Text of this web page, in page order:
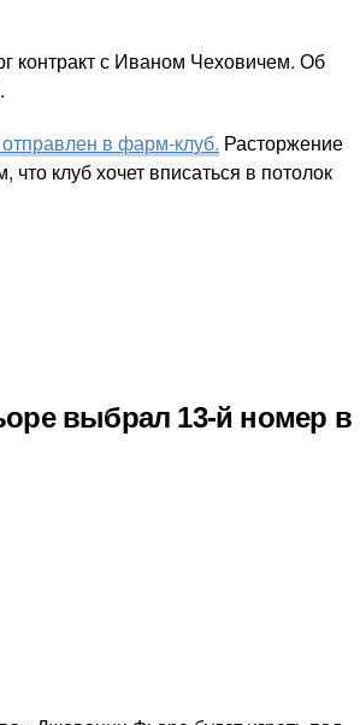
контракт с Иваном Чеховичем. Об
в фарм-клуб. Расторжение
что клуб хочет вписаться в потолок
выбрал 13-й номер в